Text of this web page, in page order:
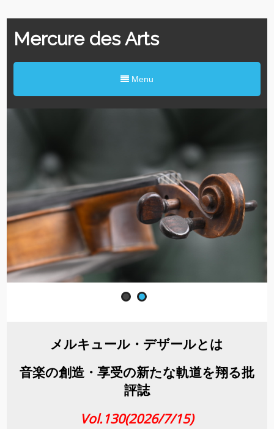
Mercure des Arts
Menu
メルキュール・デザールとは
音楽の創造・享受の新たな軌道を翔る批
評誌
Vol.130(2026/7/15)